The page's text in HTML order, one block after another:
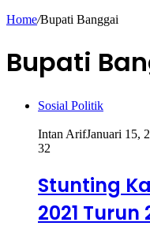
Home/Bupati Banggai
Bupati
Sosial Politik
Intan ArifJanuari 15,
32
Stunting
2021 Turun